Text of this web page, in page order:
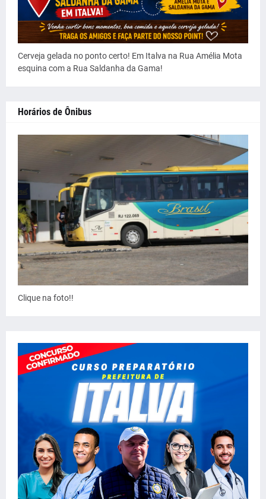
Cerveja gelada no ponto certo! Em Italva na Rua Amélia Mota
esquina com a Rua Saldanha da Gama!
Horários de Ônibus
Clique na foto!!